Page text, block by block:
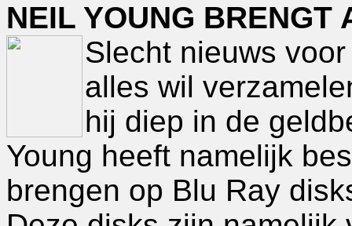
NEIL YOUNG BRENGT
Slecht nieuws
alles wil
hij diep in de
Young heeft namelijk
brengen op Blu Ray